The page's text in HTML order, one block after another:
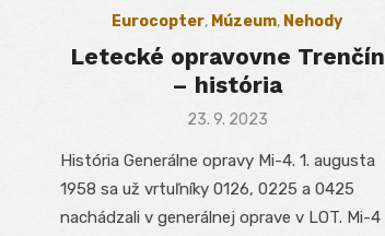
Eurocopter, Múzeum, Nehody
Letecké opravovne Trenčín
– história
Posted
23. 9. 2023
História Generálne opravy Mi-4. 1. augusta
1958 sa už vrtuľníky 0126, 0225 a 0425
nachádzali v generálnej oprave v LOT. Mi-4